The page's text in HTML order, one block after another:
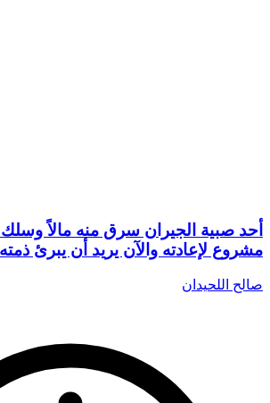
أحد صبية الجيران سرق منه مالاً
مشروع لإعادته والآن يريد أن يبرئ
صالح اللحيدان